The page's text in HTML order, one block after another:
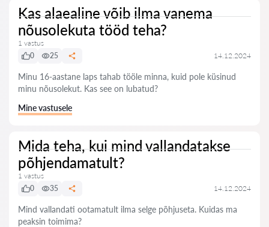
Kas alaealine võib ilma vanema
nõusolekuta tööd teha?
1 vastus
0
25 14.12.2024
Minu 16-aastane laps tahab tööle minna, kuid pole küsinud
minu nõusolekut. Kas see on lubatud?
Mine vastusele
Mida teha, kui mind vallandatakse
põhjendamatult?
1 vastus
0
35 14.12.2024
Mind vallandati ootamatult ilma selge põhjuseta. Kuidas ma
peaksin toimima?